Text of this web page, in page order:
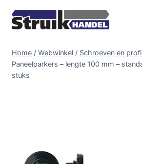
naar
inhoud
Home / Webwinkel / Schroeven en
Paneelparkers – lengte 100 mm –
stuks